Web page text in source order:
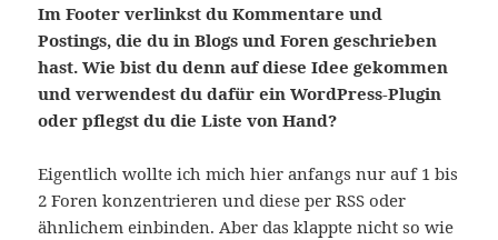
Im Footer verlinkst du Kommentare und
Postings, die du in Blogs und Foren geschrieben
hast. Wie bist du denn auf diese Idee gekommen
und verwendest du dafür ein WordPress-Plugin
oder pflegst du die Liste von Hand?
Eigentlich wollte ich mich hier anfangs nur auf 1 bis
2 Foren konzentrieren und diese per RSS oder
ähnlichem einbinden. Aber das klappte nicht so wie